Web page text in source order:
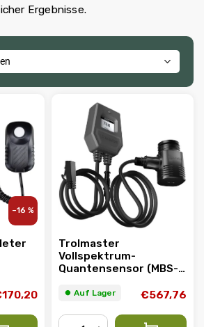
Ergebnisse.
–16 %
Trolmaster
Vollspektrum-
Quantensensor (MBS-
⏺︎ Auf Lager €567,76